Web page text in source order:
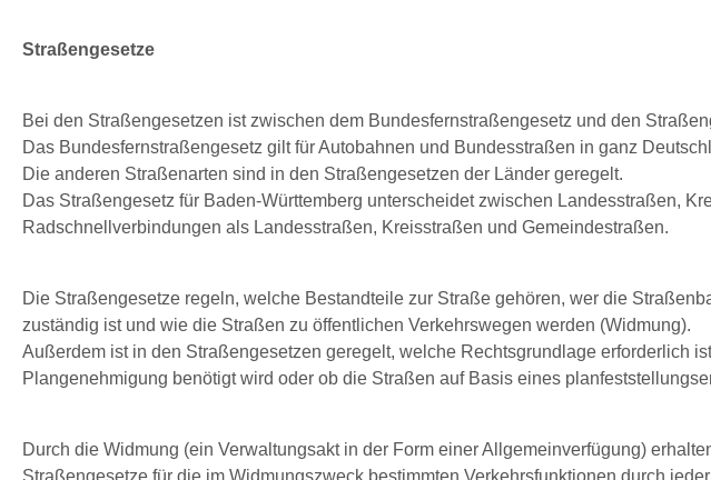
Straßengesetze
Bei den Straßengesetzen ist zwischen dem Bundesfernstraßengesetz und den
Das Bundesfernstraßengesetz gilt für Autobahnen und Bundesstraßen in ganz
Die anderen Straßenarten sind in den Straßengesetzen der Länder geregelt.
Das Straßengesetz für Baden-Württemberg unterscheidet zwischen Landesstraßen,
Radschnellverbindungen als Landesstraßen, Kreisstraßen und Gemeindestraßen.
Die Straßengesetze regeln, welche Bestandteile zur Straße gehören, wer die
zuständig ist und wie die Straßen zu öffentlichen Verkehrswegen werden (Widmung).
Außerdem ist in den Straßengesetzen geregelt, welche Rechtsgrundlage erforderlich
Plangenehmigung benötigt wird oder ob die Straßen auf Basis eines
Durch die Widmung (ein Verwaltungsakt in der Form einer Allgemeinverfügung)
Straßengesetze für die im Widmungszweck bestimmten Verkehrsfunktionen durch